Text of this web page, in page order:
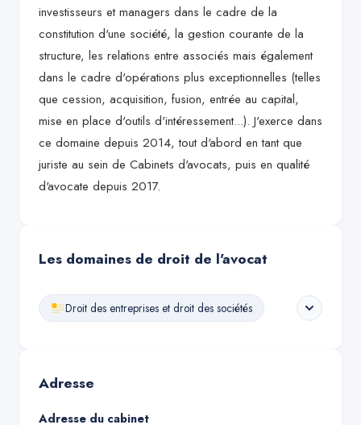
investisseurs et managers dans le cadre de la
constitution d'une société, la gestion courante de la
structure, les relations entre associés mais également
dans le cadre d'opérations plus exceptionnelles (telles
que cession, acquisition, fusion, entrée au capital,
mise en place d'outils d'intéressement...). J'exerce dans
ce domaine depuis 2014, tout d'abord en tant que
juriste au sein de Cabinets d'avocats, puis en qualité
d'avocate depuis 2017.
Les domaines de droit de l'avocat
Droit des entreprises et droit des sociétés
Adresse
Adresse du cabinet